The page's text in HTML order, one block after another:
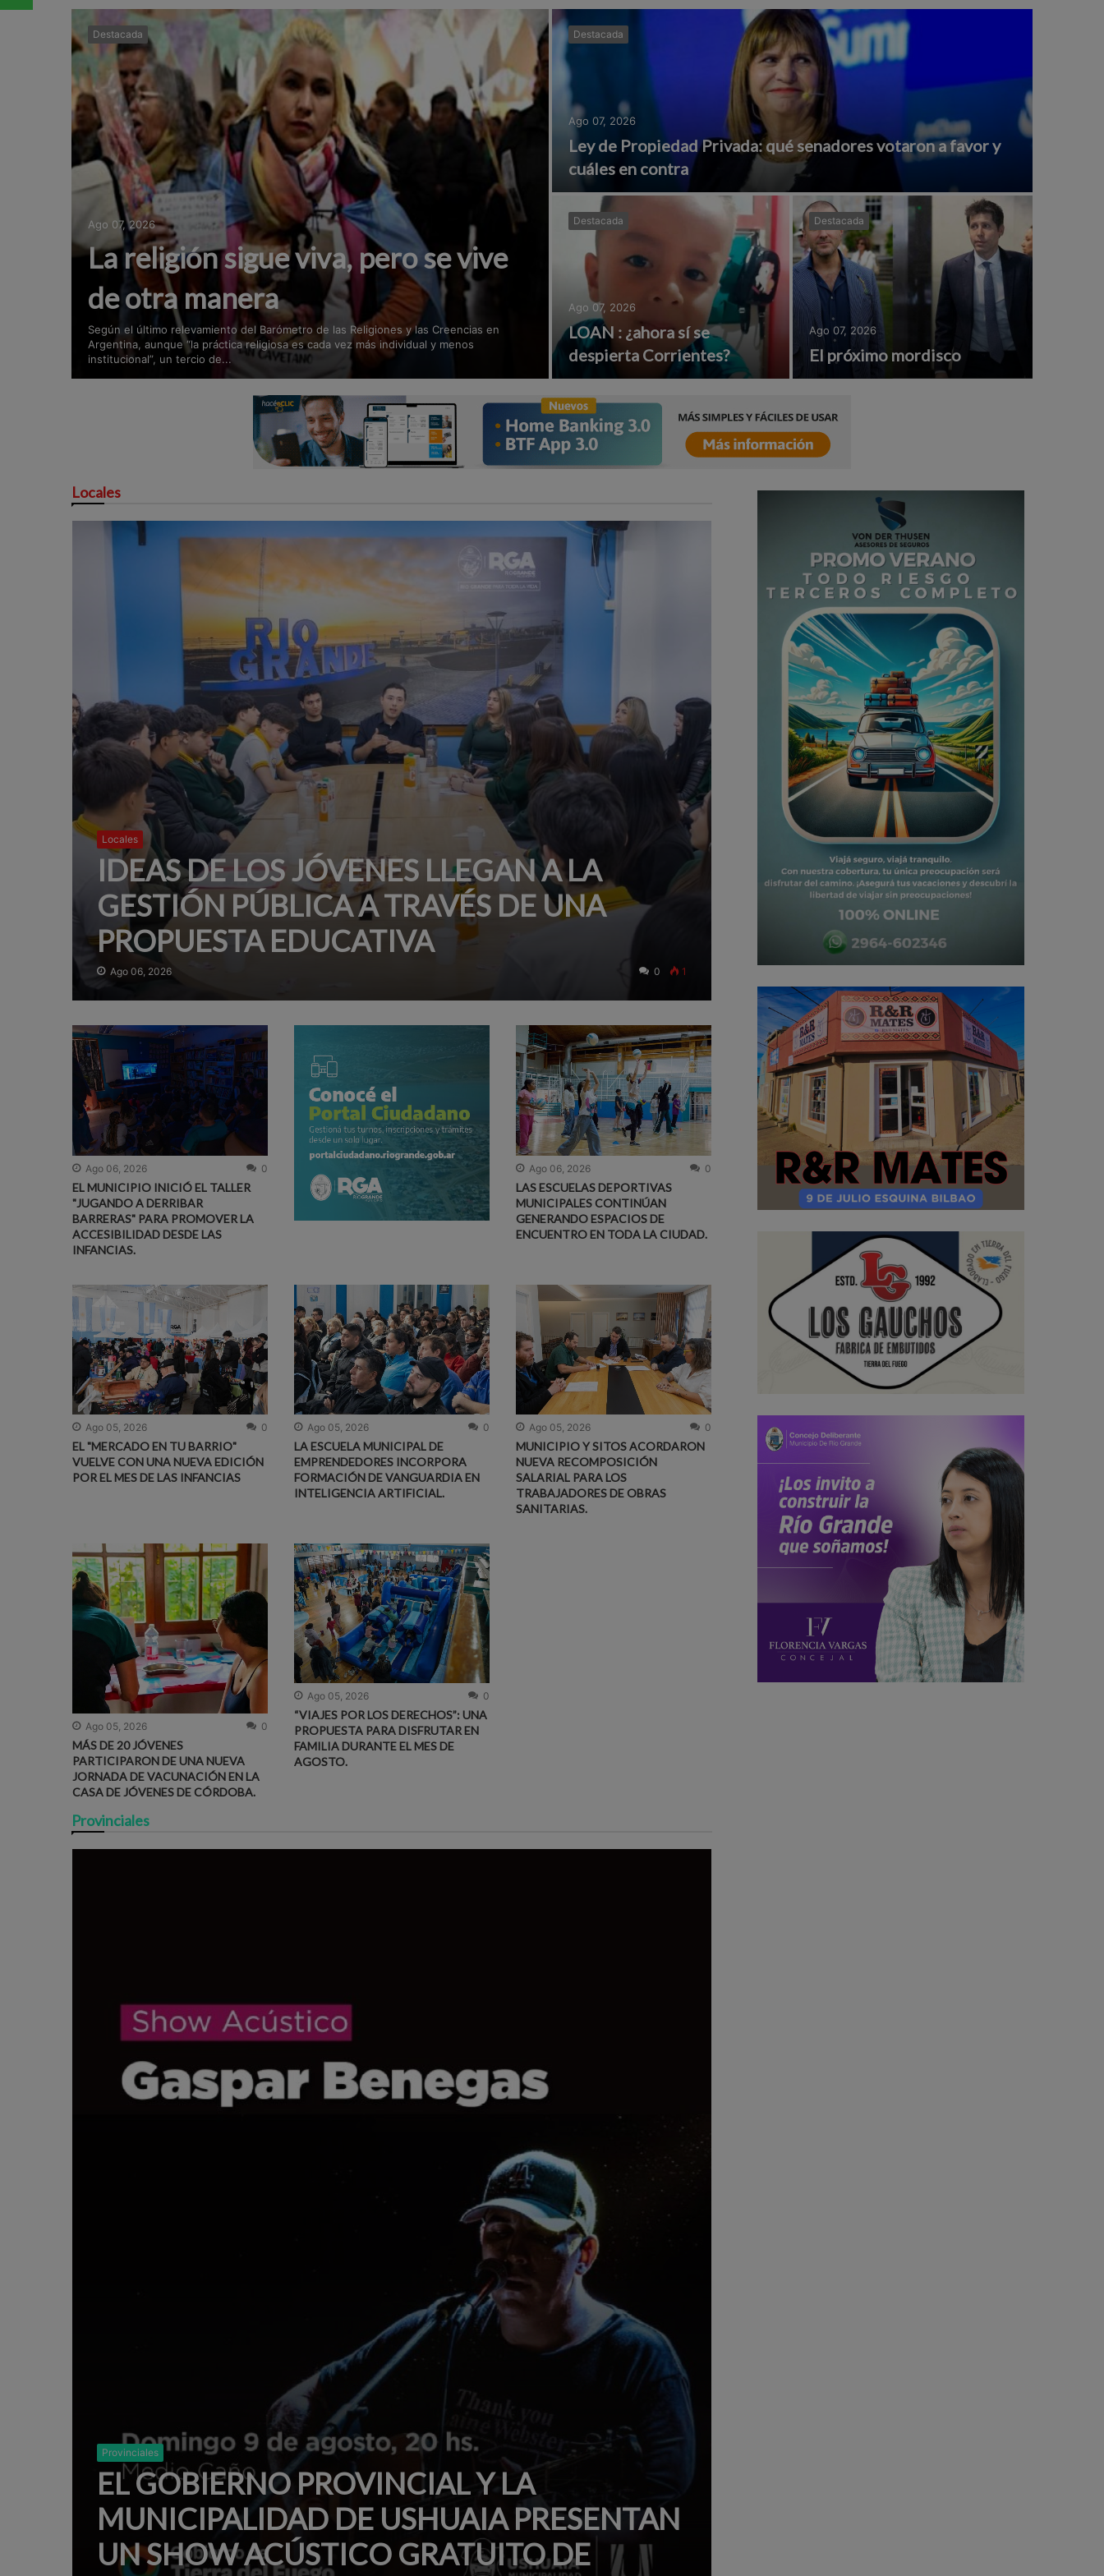
Destacada
Ago 07, 2026
La religión sigue viva, pero se vive
de otra manera
Según el último relevamiento del Barómetro de las Religiones y las Creencias en
Argentina, aunque “la práctica religiosa es cada vez más individual y menos
institucional”, un tercio de...
Destacada
Ago 07, 2026
Ley de Propiedad Privada: qué senadores votaron a favor y
cuáles en contra
Destacada
Ago 07, 2026
LOAN : ¿ahora sí se
despierta Corrientes?
Destacada
Ago 07, 2026
El próximo mordisco
Locales
Locales
IDEAS DE LOS JÓVENES LLEGAN A LA
GESTIÓN PÚBLICA A TRAVÉS DE UNA
PROPUESTA EDUCATIVA
Ago 06, 2026 0 1
Ago 06, 2026 0
EL MUNICIPIO INICIÓ EL TALLER
"JUGANDO A DERRIBAR
BARRERAS" PARA PROMOVER LA
ACCESIBILIDAD DESDE LAS
INFANCIAS.
Ago 06, 2026 0
LAS ESCUELAS DEPORTIVAS
MUNICIPALES CONTINÚAN
GENERANDO ESPACIOS DE
ENCUENTRO EN TODA LA CIUDAD.
Ago 05, 2026 0
EL "MERCADO EN TU BARRIO"
VUELVE CON UNA NUEVA EDICIÓN
POR EL MES DE LAS INFANCIAS
Ago 05, 2026 0
LA ESCUELA MUNICIPAL DE
EMPRENDEDORES INCORPORA
FORMACIÓN DE VANGUARDIA EN
INTELIGENCIA ARTIFICIAL.
Ago 05, 2026 0
MUNICIPIO Y SITOS ACORDARON
NUEVA RECOMPOSICIÓN
SALARIAL PARA LOS
TRABAJADORES DE OBRAS
SANITARIAS.
Ago 05, 2026 0
MÁS DE 20 JÓVENES
PARTICIPARON DE UNA NUEVA
JORNADA DE VACUNACIÓN EN LA
CASA DE JÓVENES DE CÓRDOBA.
Ago 05, 2026 0
“VIAJES POR LOS DERECHOS”: UNA
PROPUESTA PARA DISFRUTAR EN
FAMILIA DURANTE EL MES DE
AGOSTO.
Provinciales
Provinciales
EL GOBIERNO PROVINCIAL Y LA
MUNICIPALIDAD DE USHUAIA PRESENTAN
UN SHOW ACÚSTICO GRATUITO DE